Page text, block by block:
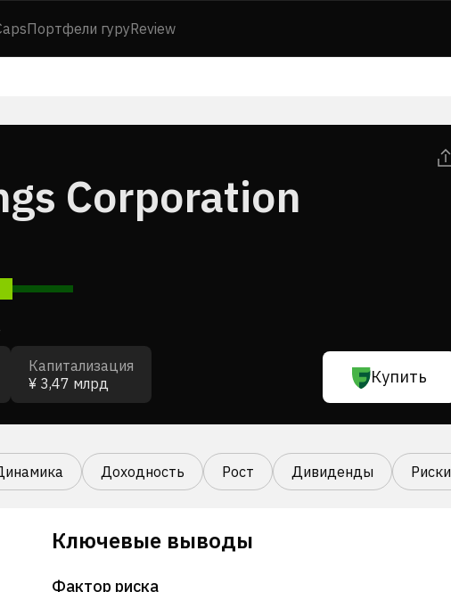
Портфели гуруReview
Corporation
Капитализация
¥ 3,47 млрд
Купить
Доходность Рост Дивиденды Риски
Ключевые выводы
Фактор риска